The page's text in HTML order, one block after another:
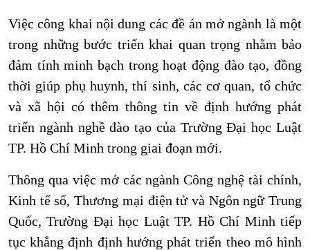
Việc công khai nội dung các đề án mở ngành là một
trong những bước triển khai quan trọng nhằm bảo
đảm tính minh bạch trong hoạt động đào tạo, đồng
thời giúp phụ huynh, thí sinh, các cơ quan, tổ chức
và xã hội có thêm thông tin về định hướng phát
triển ngành nghề đào tạo của Trường Đại học Luật
TP. Hồ Chí Minh trong giai đoạn mới.
Thông qua việc mở các ngành Công nghệ tài chính,
Kinh tế số, Thương mại điện tử và Ngôn ngữ Trung
Quốc, Trường Đại học Luật TP. Hồ Chí Minh tiếp
tục khẳng định định hướng phát triển theo mô hình